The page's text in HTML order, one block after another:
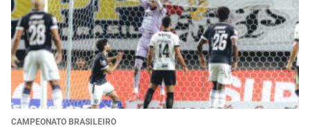
CAMPEONATO BRASILEIRO